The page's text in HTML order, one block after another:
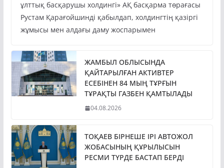
ұлттық басқарушы холдингі» АҚ басқарма төрағасы
Рустам Қарағойшинді қабылдап, холдингтің қазіргі
жұмысы мен алдағы даму жоспарымен
ЖАМБЫЛ ОБЛЫСЫНДА
ҚАЙТАРЫЛҒАН АКТИВТЕР
ЕСЕБІНЕН 84 МЫҢ ТҰРҒЫН
ТҰРАҚТЫ ГАЗБЕН ҚАМТЫЛАДЫ
04.08.2026
ТОҚАЕВ БІРНЕШЕ ІРІ АВТОЖОЛ
ЖОБАСЫНЫҢ ҚҰРЫЛЫСЫН
РЕСМИ ТҮРДЕ БАСТАП БЕРДІ